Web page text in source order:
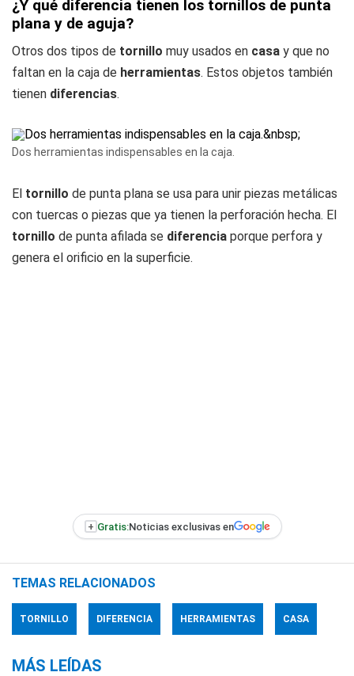
¿Y qué diferencia tienen los tornillos de punta
plana y de aguja?
Otros dos tipos de tornillo muy usados en casa y que no
faltan en la caja de herramientas. Estos objetos también
tienen diferencias.
Dos herramientas indispensables en la caja.
El tornillo de punta plana se usa para unir piezas metálicas
con tuercas o piezas que ya tienen la perforación hecha. El
tornillo de punta afilada se diferencia porque perfora y
genera el orificio en la superficie.
+ Gratis:Noticias exclusivas en
TEMAS RELACIONADOS
TORNILLO DIFERENCIA HERRAMIENTAS CASA
MÁS LEÍDAS